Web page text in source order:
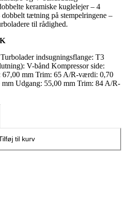
keramiske kuglelejer – 4
tætning på stempelringene –
til rådighed.
indsugningsflange: T3
V-bånd Kompressor side:
67,00 mm Trim: 65 A/R-værdi: 0,70
Udgang: 55,00 mm Trim: 84 A/R-
til kurv